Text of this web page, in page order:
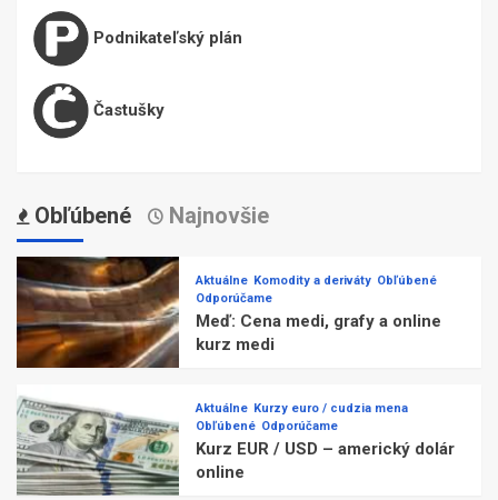
Podnikateľský plán
Častušky
Obľúbené Najnovšie
Aktuálne Komodity a deriváty Obľúbené
Odporúčame
Meď: Cena medi, grafy a online
kurz medi
Aktuálne Kurzy euro / cudzia mena
Obľúbené Odporúčame
Kurz EUR / USD – americký dolár
online